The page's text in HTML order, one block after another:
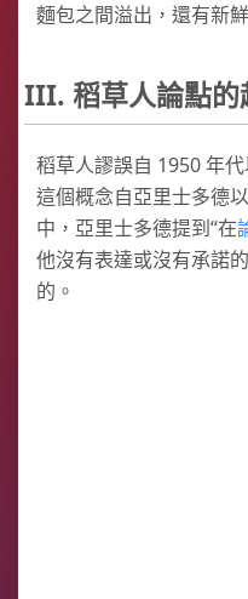
麵包之間溢出，還有新
III. 稻草人論點的
稻草人謬誤自 1950 年
這個概念自亞里士多德
中，亞里士多德提到“在
他沒有表達或沒有承諾
的。